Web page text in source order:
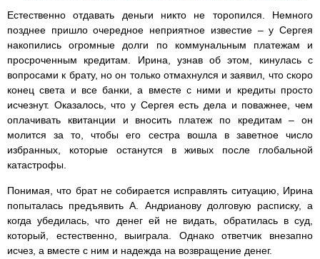
Естественно отдавать деньги никто не торопился. Немного
позднее пришло очередное неприятное известие – у Сергея
накопились огромные долги по коммунальным платежам и
просроченным кредитам. Ирина, узнав об этом, кинулась с
вопросами к брату, но он только отмахнулся и заявил, что скоро
конец света и все банки, а вместе с ними и кредиты просто
исчезнут. Оказалось, что у Сергея есть дела и поважнее, чем
оплачивать квитанции и вносить платеж по кредитам – он
молится за то, чтобы его сестра вошла в заветное число
избранных, которые останутся в живых после глобальной
катастрофы.
Понимая, что брат не собирается исправлять ситуацию, Ирина
попыталась предъявить А. Андрианову долговую расписку, а
когда убедилась, что денег ей не видать, обратилась в суд,
который, естественно, выиграла. Однако ответчик внезапно
исчез, а вместе с ним и надежда на возвращение денег.